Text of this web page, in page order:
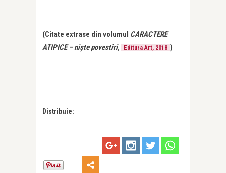
(Citate extrase din volumul CARACTERE
ATIPICE – niște povestiri,
Editura Art, 2018 )
Distribuie: